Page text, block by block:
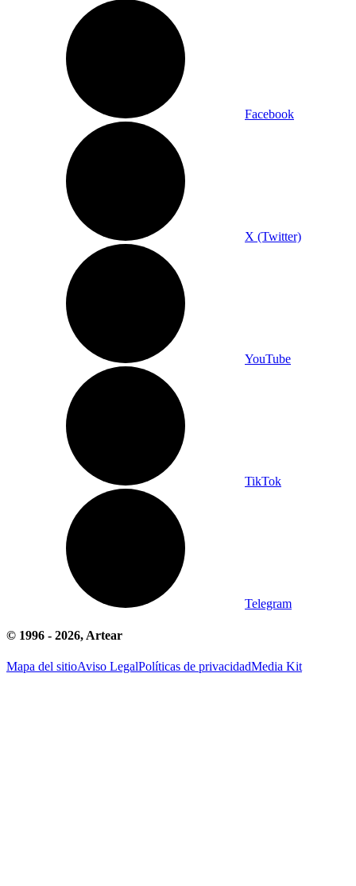
Facebook
X (Twitter)
YouTube
TikTok
Telegram
© 1996 - 2026, Artear
Mapa del sitioAviso LegalPolíticas de privacidadMedia Kit